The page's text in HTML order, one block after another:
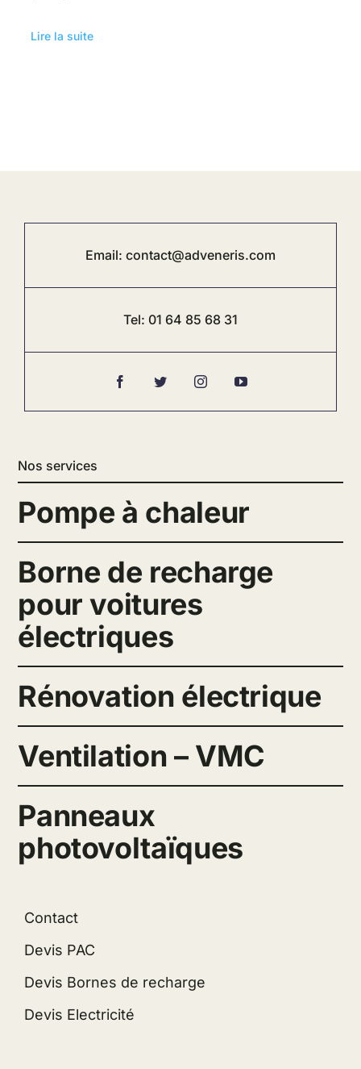
Lire la suite
Email: contact@adveneris.com
Tel: 01 64 85 68 31
Nos services
Pompe à chaleur
Borne de recharge
pour voitures
électriques
Rénovation électrique
Ventilation – VMC
Panneaux
photovoltaïques
Contact
Devis PAC
Devis Bornes de recharge
Devis Electricité